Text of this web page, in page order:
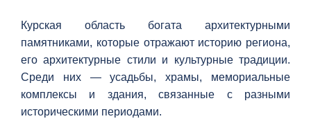
Курская область богата архитектурными
памятниками, которые отражают историю региона,
его архитектурные стили и культурные традиции.
Среди них — усадьбы, храмы, мемориальные
комплексы и здания, связанные с разными
историческими периодами.